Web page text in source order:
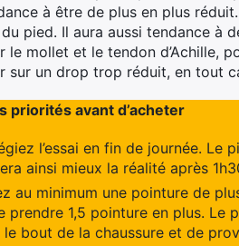
à être de plus en plus
pied. Il aura aussi tendance à
le mollet et le tendon d’Achille,
sur un drop trop réduit, en tout
priorités avant d’acheter
l’essai en fin de journée. Le
ainsi mieux la réalité après
au minimum une pointure de
prendre 1,5 pointure en plus. Le
bout de la chaussure et de